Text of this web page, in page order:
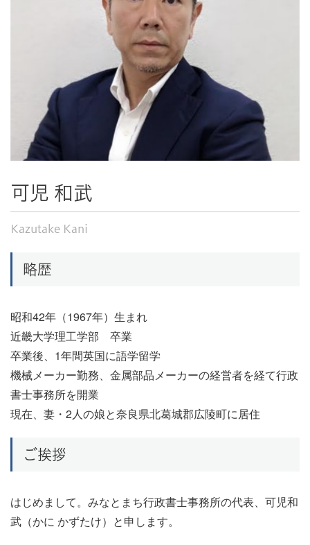
可児 和武
Kazutake Kani
略歴
昭和42年（1967年）生まれ
近畿大学理工学部 卒業
卒業後、1年間英国に語学留学
機械メーカー勤務、金属部品メーカーの経営者を経て行政
書士事務所を開業
現在、妻・2人の娘と奈良県北葛城郡広陵町に居住
ご挨拶
はじめまして。みなとまち行政書士事務所の代表、可児和
武（かに かずたけ）と申します。